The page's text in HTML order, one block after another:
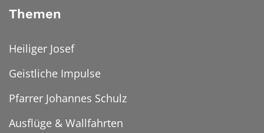
Themen
Heiliger Josef
Geistliche Impulse
Pfarrer Johannes Schulz
Ausflüge & Wallfahrten